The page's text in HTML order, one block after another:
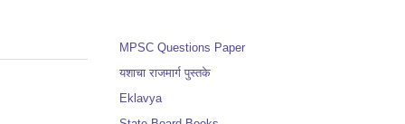
MPSC Questions Paper
यशाचा राजमार्ग पुस्तके
Eklavya